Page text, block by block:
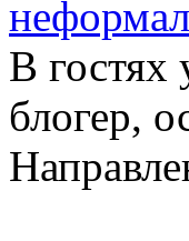
В
блогер,